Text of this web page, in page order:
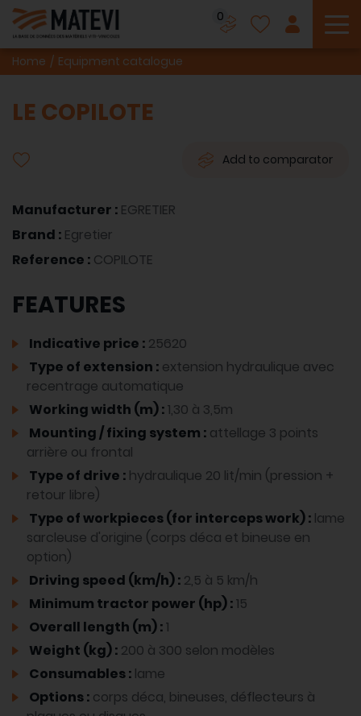
0
Home Equipment catalogue
LE COPILOTE
Add to comparator
Manufacturer : EGRETIER
Brand : Egretier
Reference : COPILOTE
FEATURES
Indicative price : 25620
Type of extension : extension hydraulique avec
recentrage automatique
Working width (m) :1,30 à 3,5m
Mounting / fixing system : attellage 3 points
arrière ou frontal
Type of drive : hydraulique 20 lit/min (pression +
retour libre)
Type of workpieces (for interceps work) : lame
sarcleuse d'origine (corps déca et bineuse en
option)
Driving speed (km/h) : 2,5 à 5 km/h
Minimum tractor power (hp) :15
Overall length (m) :1
Weight (kg) : 200 à 300 selon modèles
Consumables : lame
Options : corps déca, bineuses, déflecteurs à